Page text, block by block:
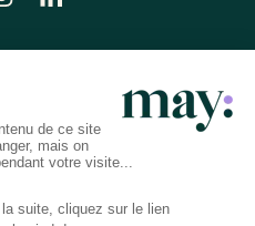
2026
d’utilisation